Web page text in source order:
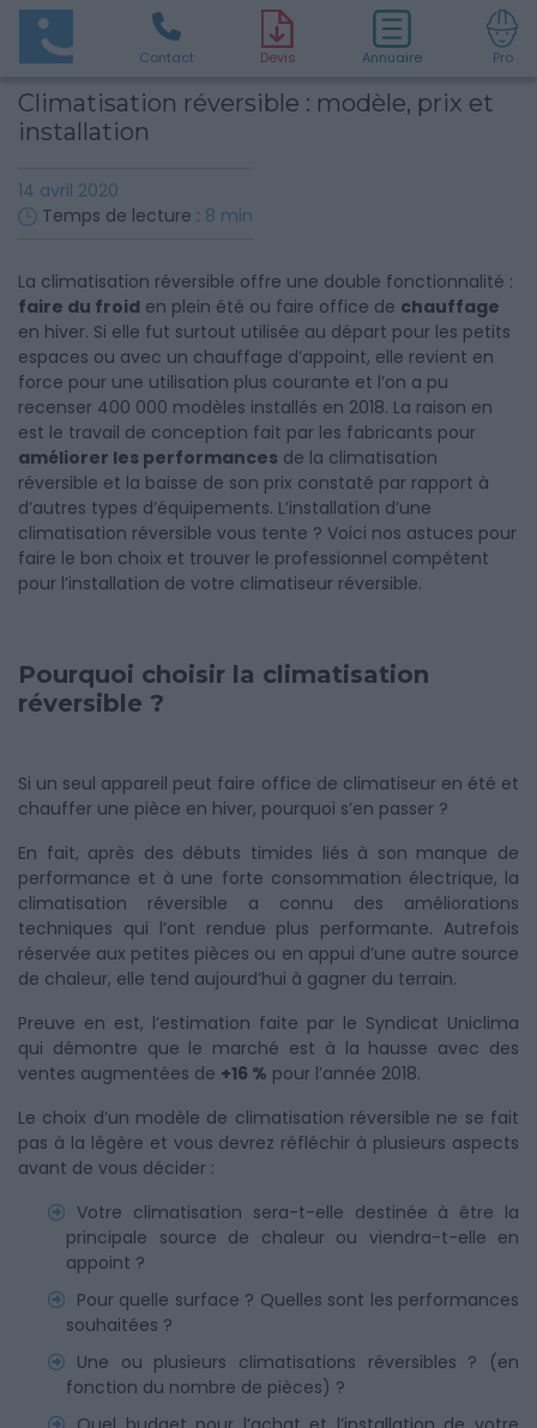
Contact Devis Annuaire Pro
Climatisation réversible : modèle, prix et
installation
14 avril 2020
Temps de lecture : 8 min
La climatisation réversible offre une double fonctionnalité :
faire du froid en plein été ou faire office de chauffage
en hiver. Si elle fut surtout utilisée au départ pour les petits
espaces ou avec un chauffage d’appoint, elle revient en
force pour une utilisation plus courante et l’on a pu
recenser 400 000 modèles installés en 2018. La raison en
est le travail de conception fait par les fabricants pour
améliorer les performances de la climatisation
réversible et la baisse de son prix constaté par rapport à
d’autres types d’équipements. L’installation d’une
climatisation réversible vous tente ? Voici nos astuces pour
faire le bon choix et trouver le professionnel compétent
pour l’installation de votre climatiseur réversible.
Pourquoi choisir la climatisation
réversible ?
Si un seul appareil peut faire office de climatiseur en été et
chauffer une pièce en hiver, pourquoi s’en passer ?
En fait, après des débuts timides liés à son manque de
performance et à une forte consommation électrique, la
climatisation réversible a connu des améliorations
techniques qui l’ont rendue plus performante. Autrefois
réservée aux petites pièces ou en appui d’une autre source
de chaleur, elle tend aujourd’hui à gagner du terrain.
Preuve en est, l’estimation faite par le Syndicat Uniclima
qui démontre que le marché est à la hausse avec des
ventes augmentées de +16 % pour l’année 2018.
Le choix d’un modèle de climatisation réversible ne se fait
pas à la légère et vous devrez réfléchir à plusieurs aspects
avant de vous décider :
Votre climatisation sera-t-elle destinée à être la
principale source de chaleur ou viendra-t-elle en
appoint ?
Pour quelle surface ? Quelles sont les performances
souhaitées ?
Une ou plusieurs climatisations réversibles ? (en
fonction du nombre de pièces) ?